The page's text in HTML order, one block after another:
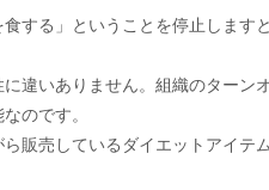
する」ということを停止します
違いありません。組織のターン
のです。
販売しているダイエットアイテ